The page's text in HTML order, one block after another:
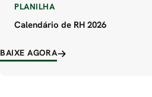
PLANILHA
Calendário de RH 2026
BAIXE AGORA